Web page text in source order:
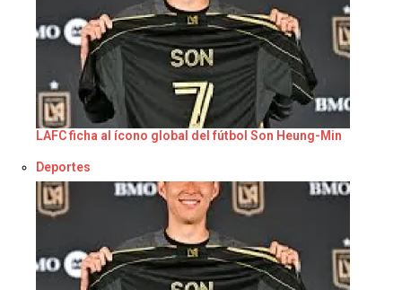
LAFC ficha al ícono global del fútbol Son Heung-Min
Respecto a
Deportes